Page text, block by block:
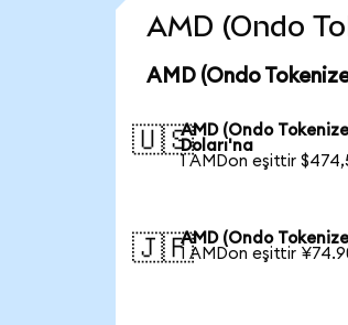
AMD (Ondo
AMD (Ondo
🇺🇸AMD (Ondo
Doları'na
1 AMDon eşittir
🇯🇵AMD (Ondo
1 AMDon eşittir